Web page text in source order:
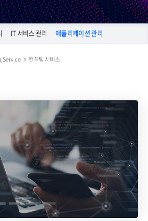
IT 서비스 관리 애플리케이션 관리
Service 컨설팅 서비스